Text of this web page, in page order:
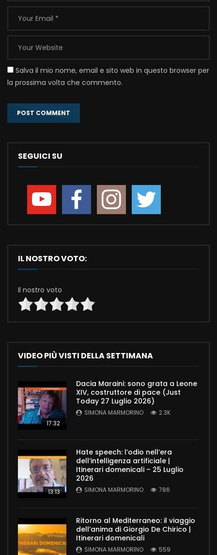
Salva il mio nome, email e sito web in questo browser per
la prossima volta che commento.
SEGUICI SU
IL NOSTRO VOTO:
Il nostro voto
VIDEO PIÙ VISTI DELLA SETTIMANA
17:32
Dacia Maraini: sono grata a Leone
XIV, costruttore di pace (Just
Today 27 Luglio 2026)
SIMONA MARMORINO 2.3K
13:13
Hate speech: l’odio nell’era
dell’intelligenza artificiale |
Itinerari domenicali – 25 Luglio
2026
SIMONA MARMORINO 786
Ritorno al Mediterraneo: il viaggio
dell’anima di Giorgio De Chirico |
Itinerari domenicali
SIMONA MARMORINO 559